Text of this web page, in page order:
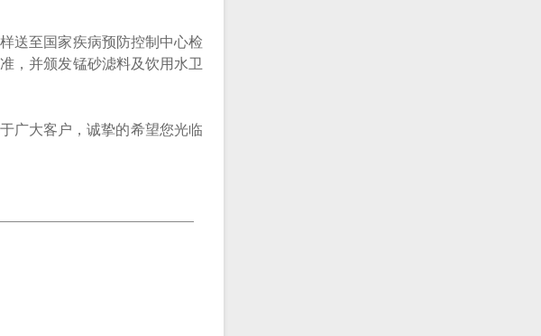
至国家疾病预防控制中心检
，并颁发锰砂滤料及饮用水卫
大客户，诚挚的希望您光临